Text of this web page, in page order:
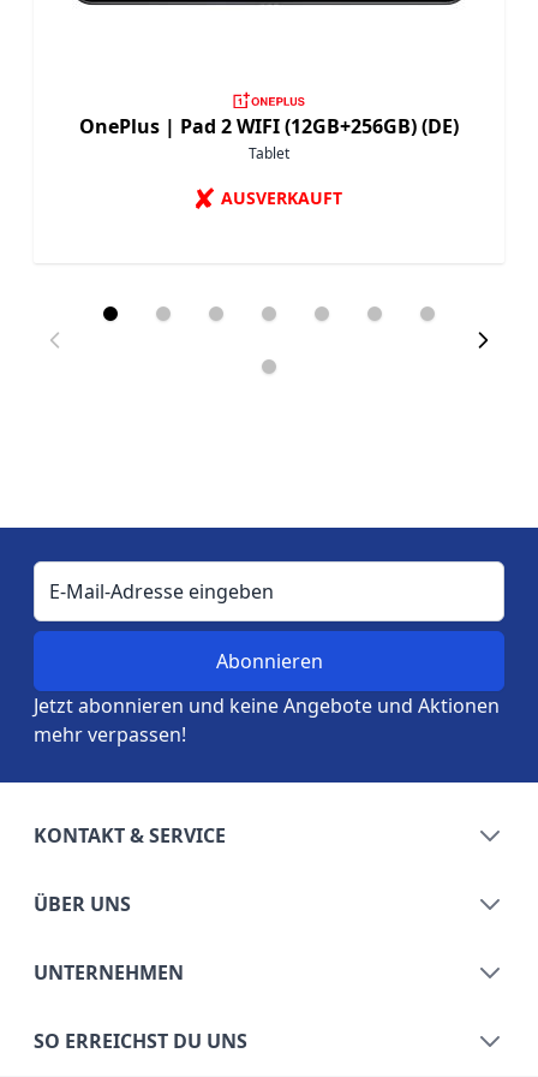
OnePlus | Pad 2 WIFI (12GB+256GB) (DE)
Tablet
✘ AUSVERKAUFT
E-Mail-Adresse
Jetzt abonnieren und keine Angebote und Aktionen
mehr verpassen!
KONTAKT & SERVICE
ÜBER UNS
UNTERNEHMEN
SO ERREICHST DU UNS